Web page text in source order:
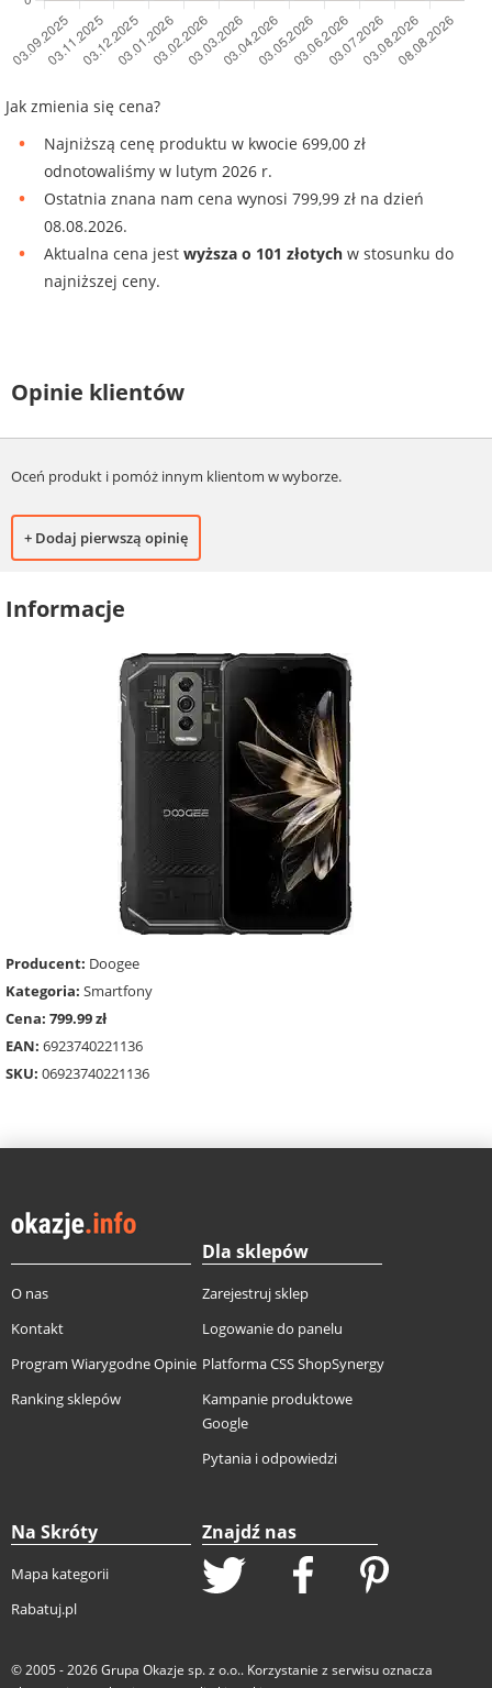
Jak zmienia się cena?
Najniższą cenę produktu w kwocie 699,00 zł
odnotowaliśmy w lutym 2026 r.
Ostatnia znana nam cena wynosi 799,99 zł na dzień
08.08.2026.
Aktualna cena jest wyższa o 101 złotych w stosunku do
najniższej ceny.
Opinie klientów
Oceń produkt i pomóż innym klientom w wyborze.
+ Dodaj pierwszą opinię
Informacje
Producent: Doogee
Kategoria: Smartfony
Cena: 799.99 zł
EAN: 6923740221136
SKU: 06923740221136
O nas
Kontakt
Program Wiarygodne Opinie
Ranking sklepów
Dla sklepów
Zarejestruj sklep
Logowanie do panelu
Platforma CSS ShopSynergy
Kampanie produktowe
Google
Pytania i odpowiedzi
Na Skróty
Mapa kategorii
Rabatuj.pl
Znajdź nas
© 2005 - 2026Grupa Okazje sp. z o.o.. Korzystanie z serwisu oznacza